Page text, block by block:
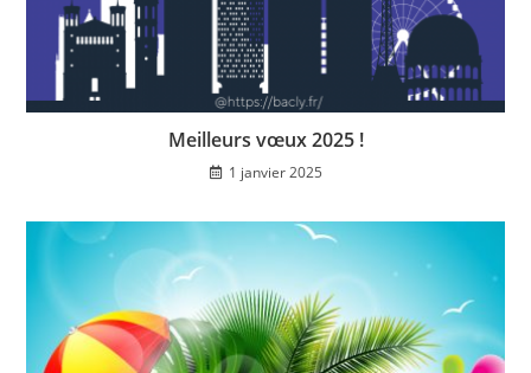
Meilleurs vœux 2025 !
1 janvier 2025